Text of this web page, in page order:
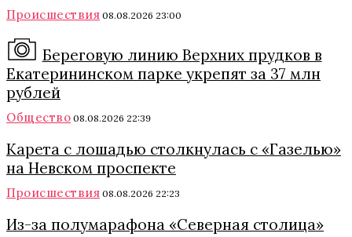
Происшествия 08.08.2026 23:00
Береговую линию Верхних прудков в
Екатерининском парке укрепят за 37 млн
рублей
Общество 08.08.2026 22:39
Карета с лошадью столкнулась с «Газелью»
на Невском проспекте
Происшествия 08.08.2026 22:23
Из-за полумарафона «Северная столица»